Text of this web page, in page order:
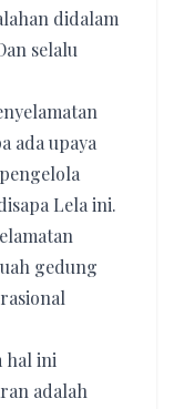
didalam
selalu
ada upaya
Lela ini.
gedung
hal ini
adalah